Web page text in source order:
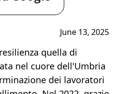
June 13, 2025
quella di
nel cuore dell'Umbria
dei lavoratori